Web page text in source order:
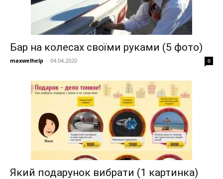
Бар на колесах своїми руками (5 фото)
maxwelhelp - 04.04.2020 0
Який подарунок вибрати (1 картинка)